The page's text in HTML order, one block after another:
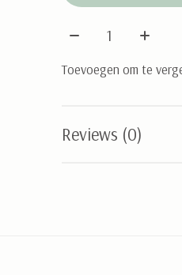
Aantal:
Toevoegen om te
Reviews (0)